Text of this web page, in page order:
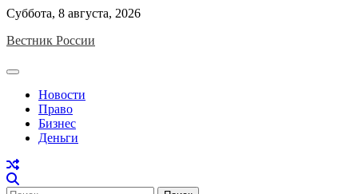
Skip
content
Суббота, 8 августа, 2026
Вестник России
Новости
Право
Бизнес
Деньги